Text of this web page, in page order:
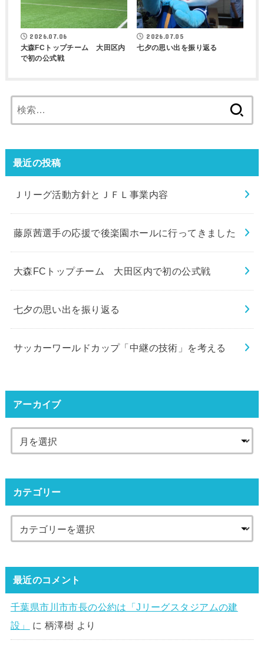
2026.07.06
大森FCトップチーム 大田区内
で初の公式戦
2026.07.05
七夕の思い出を振り返る
索:
最近の投稿
Ｊリーグ活動方針とＪＦＬ事業内容
藤原茜選手の応援で後楽園ホールに行ってきました
大森FCトップチーム 大田区内で初の公式戦
七夕の思い出を振り返る
サッカーワールドカップ「中継の技術」を考える
アーカイブ
カテゴリー
最近のコメント
千葉県市川市市長の公約は「Jリーグスタジアムの建
設」
に 柄澤樹 より